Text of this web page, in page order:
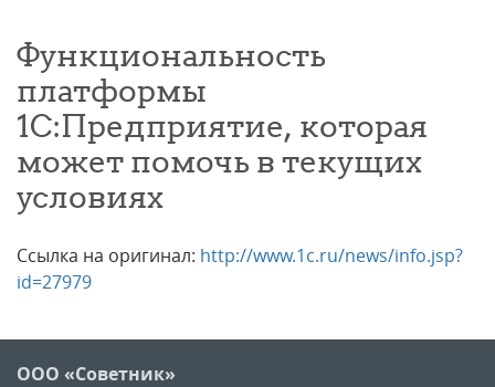
Функциональность
платформы
1С:Предприятие, которая
может помочь в текущих
условиях
Ссылка на оригинал: http://www.1c.ru/news/info.jsp?
id=27979
ООО «Советник»